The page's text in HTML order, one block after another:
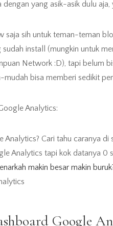
yang asik-asik dulu aja,
saja sih untuk teman-teman
sudah install (mungkin untuk
Network :D), tapi belum
bisa memberi sedikit
Analytics:
Analytics? Cari tahu caranya di
Analytics tapi kok datanya 0
makin besar makin
Google